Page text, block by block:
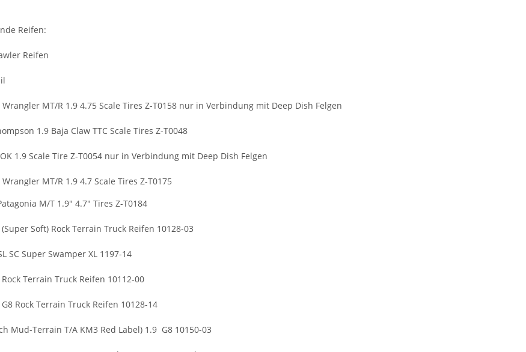
Reifen:
Reifen
Wrangler MT/R 1.9 4.75 Scale Tires Z-T0158 nur in Verbindung mit Deep Dish Felgen
1.9 Baja Claw TTC Scale Tires Z-T0048
1.9 Scale Tire Z-T0054 nur in Verbindung mit Deep Dish Felgen
Wrangler MT/R 1.9 4.7 Scale Tires Z-T0175
M/T 1.9" 4.7" Tires Z-T0184
Soft) Rock Terrain Truck Reifen 10128-03
SC Super Swamper XL 1197-14
Rock Terrain Truck Reifen 10112-00
Rock Terrain Truck Reifen 10128-14
Mud-Terrain T/A KM3 Red Label) 1.9 G8 10150-03